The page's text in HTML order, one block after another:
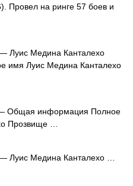
Провел на ринге 57 боев и
Луис Медина Канталехо
имя Луис Медина Канталехо
Общая информация Полное
Прозвище …
Луис Медина Канталехо …